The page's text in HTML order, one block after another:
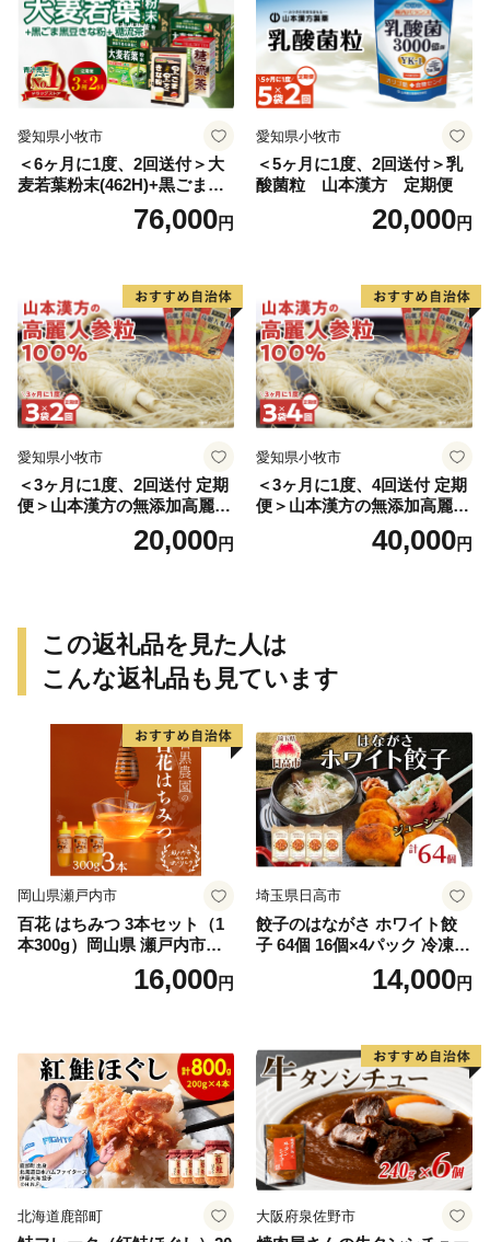
愛知県小牧市
＜6ヶ月に1度、2回送付＞大
麦若葉粉末(462H)+黒ごま黒
豆きな粉+ 糖流茶 山本漢
76,000円
愛知県小牧市
＜5ヶ月に1度、2回送付＞乳
酸菌粒 山本漢方 定期便
20,000円
愛知県小牧市
＜3ヶ月に1度、2回送付 定期
便＞山本漢方の無添加高麗人
20,000円
愛知県小牧市
＜3ヶ月に1度、4回送付 定期
便＞山本漢方の無添加高麗人
40,000円
この返礼品を見た人は
こんな返礼品も見ています
岡山県瀬戸内市
百花 はちみつ 3本セット（1
本300g）岡山県 瀬戸内市産
石黒農園 ヨーグルト パン 砂
糖の代わり 香り高い いい香
16,000円
埼玉県日高市
餃子のはながさ ホワイト餃
子 64個 16個×4パック 冷凍
中華 点心 B級グルメ ご当地
野菜 おつまみ おかず 簡単調
ー ギフト お取り寄せ 日高市
14,000円
北海道鹿部町 大阪府泉佐野市